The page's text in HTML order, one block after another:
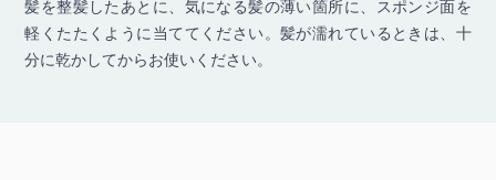
髪を整髪したあとに、気になる髪の薄い箇所に、スポンジ面を
軽くたたくように当ててください。髪が濡れているときは、十
分に乾かしてからお使いください。